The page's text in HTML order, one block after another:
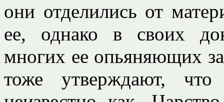
они отделились от
ее, однако в своих
многих ее опьяняющих
тоже утверждают,